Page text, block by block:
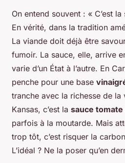
On entend souvent : « C’est
En vérité, dans la tradition
La viande doit déjà être
fumoir. La sauce, elle, arrive
varie d’un État à l’autre. En
penche pour une base
tranche avec la richesse de la
Kansas, c’est la sauce
parfois à la moutarde. Mais
trop tôt, c’est risquer la
L’idéal ? Ne la poser qu’en